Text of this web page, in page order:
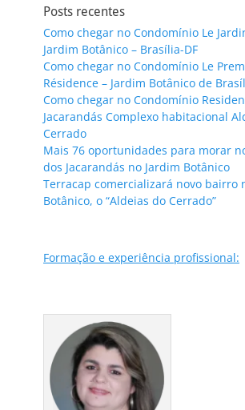
Posts recentes
Como chegar no Condomínio Le
Jardim Botânico – Brasília-DF
Como chegar no Condomínio Le
Résidence – Jardim Botânico de
Como chegar no Condomínio
Jacarandás Complexo habitacional
Cerrado
Mais 76 oportunidades para morar
dos Jacarandás no Jardim Botânico
Terracap comercializará novo bairro
Botânico, o “Aldeias do Cerrado”
Formação e experiência profissional: